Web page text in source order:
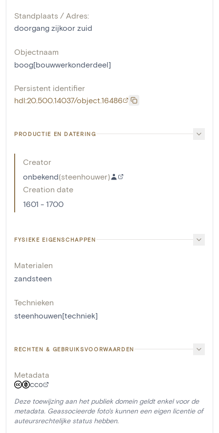
Standplaats / Adres:
doorgang zijkoor zuid
Objectnaam
boog[bouwwerkonderdeel]
Persistent identifier
hdl:20.500.14037/object.16486
PRODUCTIE EN DATERING
Creator
onbekend(steenhouwer)
Creation date
1601 - 1700
FYSIEKE EIGENSCHAPPEN
Materialen
zandsteen
Technieken
steenhouwen[techniek]
RECHTEN & GEBRUIKSVOORWAARDEN
Metadata
CC0
Deze toewijzing aan het publiek domein geldt enkel voor de
metadata. Geassocieerde foto's kunnen een eigen licentie of
auteursrechtelijke status hebben.